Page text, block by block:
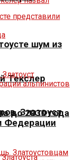
Текслер
до 2030 года
шум из
Златоуст
Федерации